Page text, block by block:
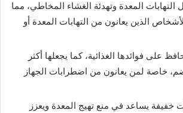
المعدة وتهدئة الغشاء المخاطي، مما
الذين يعانون من التهابات المعدة أو
على فوائدها الغذائية، كما يجعلها أكثر
خاصة لمن يعانون من اضطرابات الجهاز
خفيفة يساعد في منع تهيج المعدة ويعزز